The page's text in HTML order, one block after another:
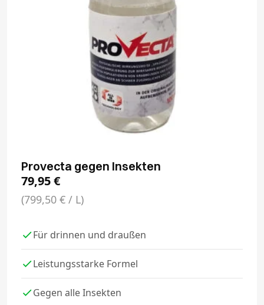
Provecta gegen Insekten
79,95€
(799,50 € / L)
Für drinnen und draußen
Leistungsstarke Formel
Gegen alle Insekten